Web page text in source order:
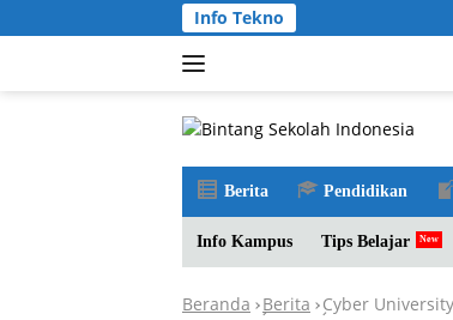
ke
Info Tekno
Berita Pendidikan
Info Kampus Tips Belajar
Beranda -Berita -Cyber